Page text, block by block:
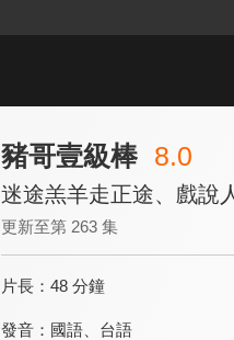
豬哥壹級棒 8.0
迷途羔羊走正途、戲說
更新至第 263 集
片長： 48 分鐘
發音： 國語 台語